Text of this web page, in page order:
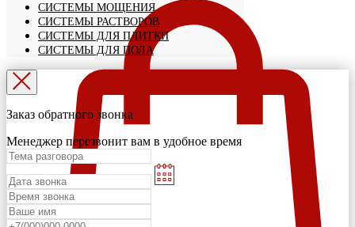
СИСТЕМЫ МОЩЕНИЯ
СИСТЕМЫ РАСТВОРОВ
СИСТЕМЫ ДЛЯ ПЛИТКИ
СИСТЕМЫ ДЛЯ ПОЛА
Заказ обратного звонка
Менеджер перезвонит вам в удобное время